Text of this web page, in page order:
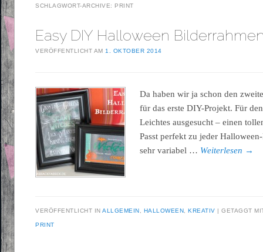
SCHLAGWORT-ARCHIVE: PRINT
Easy DIY Halloween
VERÖFFENTLICHT AM1. OKTOBER 2014
Da haben wir ja schon den
für das erste DIY-Projekt. Für
Leichtes ausgesucht – einen
Passt perfekt zu jeder
sehr variabel … Weiterlesen →
VERÖFFENTLICHT INALLGEMEIN HALLOWEEN ,KREATIV GETAGGT
PRINT